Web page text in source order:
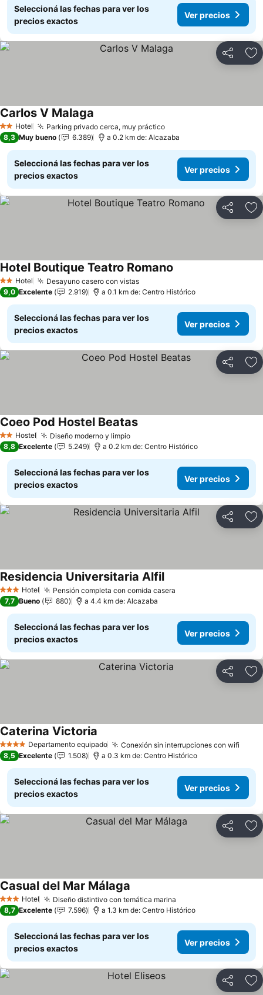
Seleccioná las fechas para ver los
precios exactos
Ver precios
Compartir
2 Estrellas
Hotel Parking privado cerca, muy prácticoVer precios
Carlos V Malaga
8,3 Muy bueno 6.389 a 0.2 km de: Alcazaba
Seleccioná las fechas para ver los
precios exactos
Ver precios
Compartir
2 Estrellas
Hotel Desayuno casero con vistasVer precios
Hotel Boutique Teatro Romano
9,0 Excelente 2.919 a 0.1 km de: Centro Histórico
Seleccioná las fechas para ver los
precios exactos
Ver precios
Compartir
2 Estrellas
Hostel Diseño moderno y limpioVer precios
Coeo Pod Hostel BeatasVer precios
8,8 Excelente 5.249 a 0.2 km de: Centro Histórico
Seleccioná las fechas para ver los
precios exactos
Ver precios
Compartir
3 Estrellas
Hotel Pensión completa con comida casera
Residencia Universitaria AlfilVer precios
7,7 Bueno 880 a 4.4 km de: Alcazaba
Seleccioná las fechas para ver los
precios exactos
Ver precios
Compartir
4 EstrellasDepartamento equipado Conexión sin interrupciones con wifi
Caterina Victoria
8,5 Excelente 1.508 a 0.3 km de: Centro Histórico
Seleccioná las fechas para ver los
precios exactos
Ver precios
Compartir
3 Estrellas
Hotel Diseño distintivo con temática marina
Casual del Mar Málaga
8,7 Excelente 7.596 a 1.3 km de: Centro Histórico
Seleccioná las fechas para ver los
precios exactos
Ver precios
Compartir